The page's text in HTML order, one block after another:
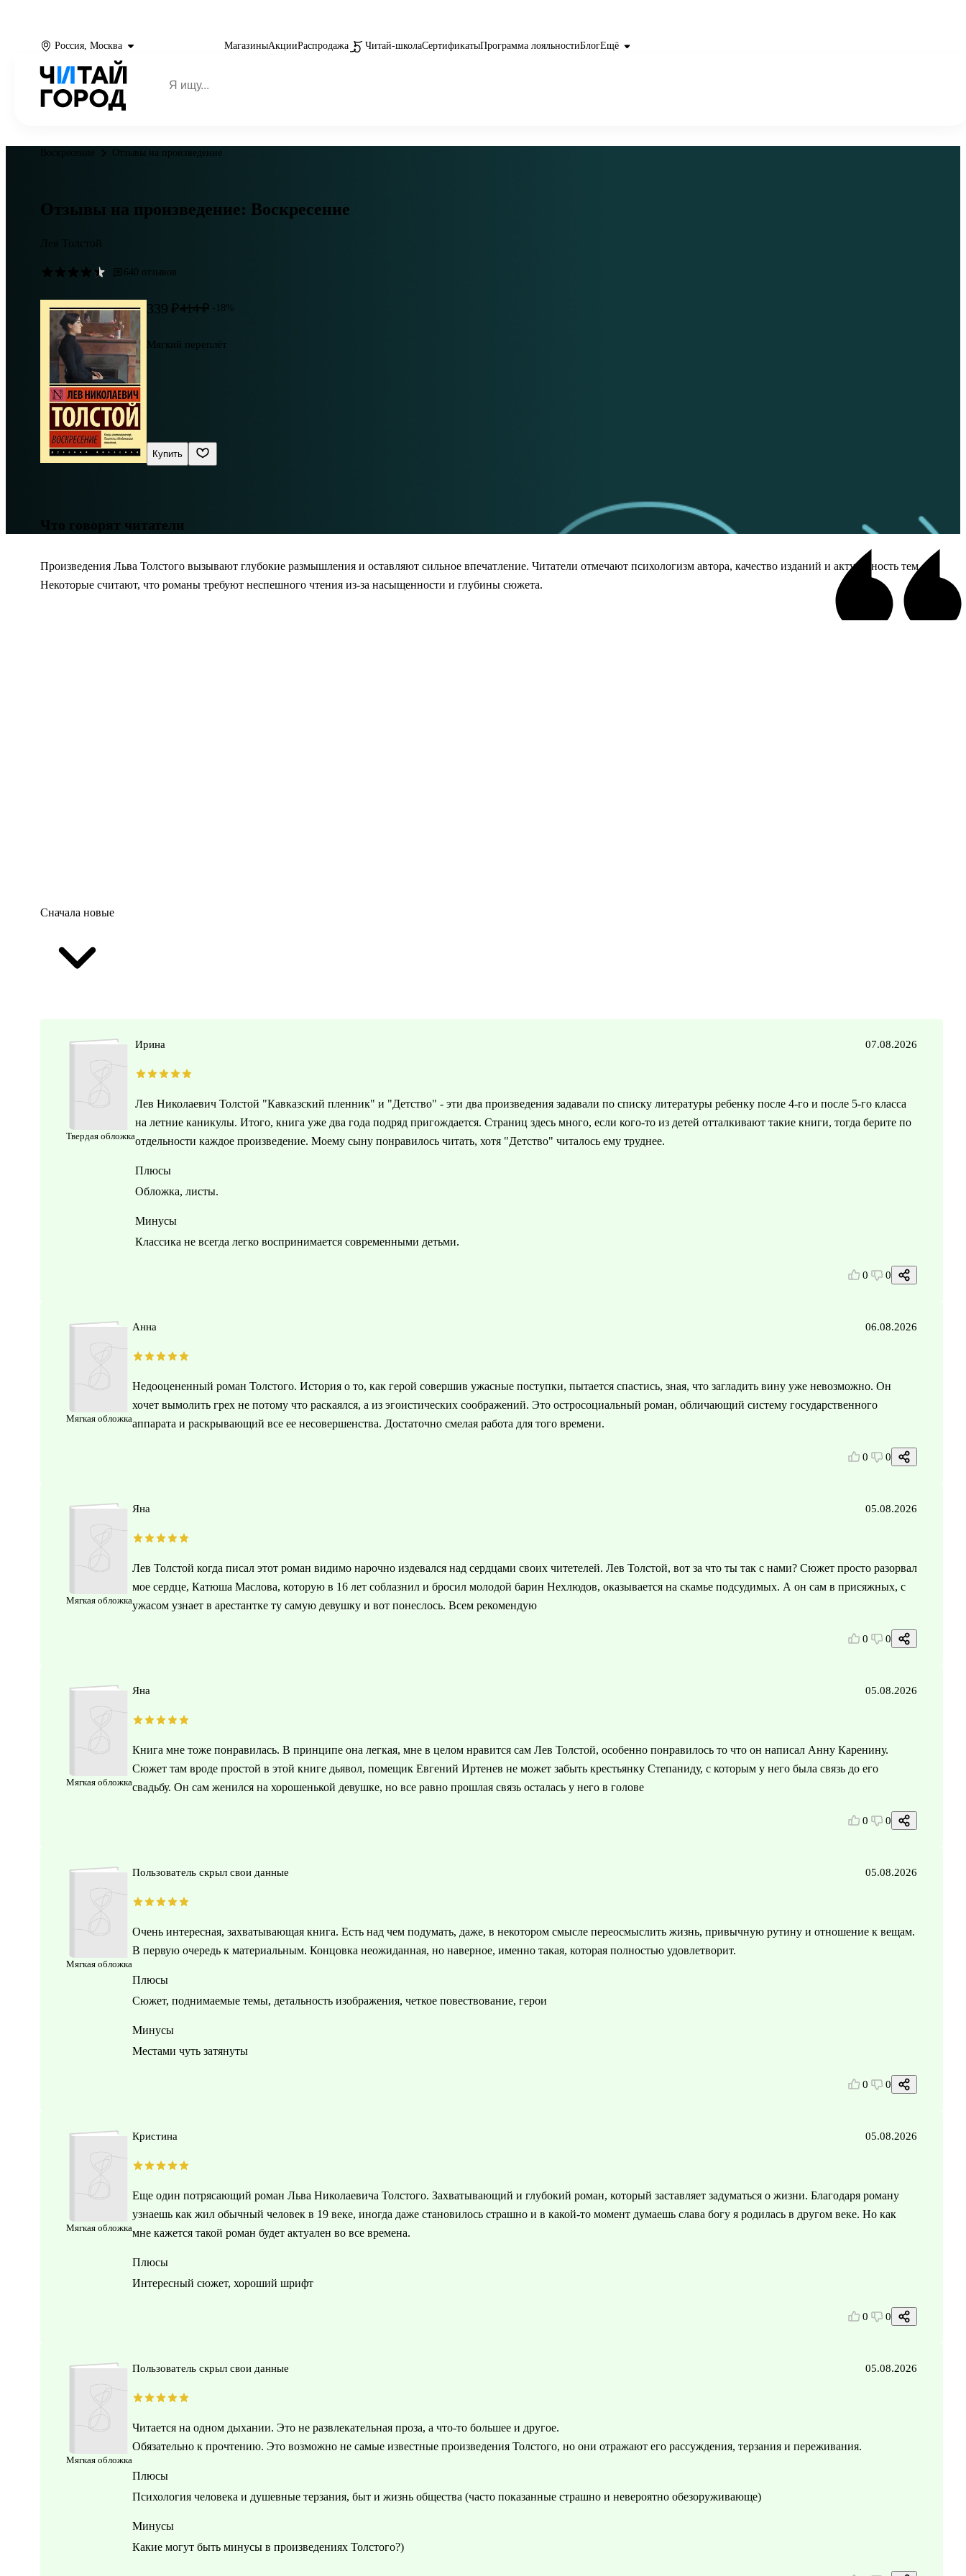
Россия, Москва МагазиныАкцииРаспродажа Читай-школаСертификатыПрограмма лояльностиБлогЕщё
Воскресение Отзывы на произведение
Отзывы на произведение: Воскресение
Лев Толстой
640 отзывов
339 ₽414 ₽ -18%
Мягкий переплёт
Купить
Что говорят читатели
Произведения Льва Толстого вызывают глубокие размышления и оставляют сильное впечатление. Читатели отмечают психологизм автора, качество изданий и актуальность тем.
Некоторые считают, что романы требуют неспешного чтения из-за насыщенности и глубины сюжета.
Сначала новые
Твердая обложка
Ирина 07.08.2026
Лев Николаевич Толстой "Кавказский пленник" и "Детство" - эти два произведения задавали по списку литературы ребенку после 4-го и после 5-го класса
на летние каникулы. Итого, книга уже два года подряд пригождается. Страниц здесь много, если кого-то из детей отталкивают такие книги, тогда берите по
отдельности каждое произведение. Моему сыну понравилось читать, хотя "Детство" читалось ему труднее.
Плюсы
Обложка, листы.
Минусы
Классика не всегда легко воспринимается современными детьми.
0 0
Мягкая обложка
Анна 06.08.2026
Недооцененный роман Толстого. История о то, как герой совершив ужасные поступки, пытается спастись, зная, что загладить вину уже невозможно. Он
хочет вымолить грех не потому что раскаялся, а из эгоистических соображений. Это остросоциальный роман, обличающий систему государственного
аппарата и раскрывающий все ее несовершенства. Достаточно смелая работа для того времени.
0 0
Мягкая обложка
Яна 05.08.2026
Лев Толстой когда писал этот роман видимо нарочно издевался над сердцами своих читетелей. Лев Толстой, вот за что ты так с нами? Сюжет просто разорвал
мое сердце, Катюша Маслова, которую в 16 лет соблазнил и бросил молодой барин Нехлюдов, оказывается на скамье подсудимых. А он сам в присяжных, с
ужасом узнает в арестантке ту самую девушку и вот понеслось. Всем рекомендую
0 0
Мягкая обложка
Яна 05.08.2026
Книга мне тоже понравилась. В принципе она легкая, мне в целом нравится сам Лев Толстой, особенно понравилось то что он написал Анну Каренину.
Сюжет там вроде простой в этой книге дьявол, помещик Евгений Иртенев не может забыть крестьянку Степаниду, с которым у него была связь до его
свадьбу. Он сам женился на хорошенькой девушке, но все равно прошлая связь осталась у него в голове
0 0
Мягкая обложка
Пользователь скрыл свои данные 05.08.2026
Очень интересная, захватывающая книга. Есть над чем подумать, даже, в некотором смысле переосмыслить жизнь, привычную рутину и отношение к вещам.
В первую очередь к материальным. Концовка неожиданная, но наверное, именно такая, которая полностью удовлетворит.
Плюсы
Сюжет, поднимаемые темы, детальность изображения, четкое повествование, герои
Минусы
Местами чуть затянуты
0 0
Мягкая обложка
Кристина 05.08.2026
Еще один потрясающий роман Льва Николаевича Толстого. Захватывающий и глубокий роман, который заставляет задуматься о жизни. Благодаря роману
узнаешь как жил обычный человек в 19 веке, иногда даже становилось страшно и в какой-то момент думаешь слава богу я родилась в другом веке. Но как
мне кажется такой роман будет актуален во все времена.
Плюсы
Интересный сюжет, хороший шрифт
0 0
Мягкая обложка
Пользователь скрыл свои данные 05.08.2026
Читается на одном дыхании. Это не развлекательная проза, а что-то большее и другое.
Обязательно к прочтению. Это возможно не самые известные произведения Толстого, но они отражают его рассуждения, терзания и переживания.
Плюсы
Психология человека и душевные терзания, быт и жизнь общества (часто показанные страшно и невероятно обезоруживающе)
Минусы
Какие могут быть минусы в произведениях Толстого?)